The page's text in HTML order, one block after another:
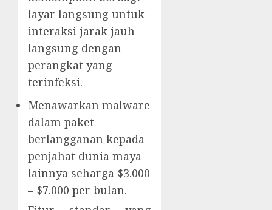
layar langsung untuk
interaksi jarak jauh
langsung dengan
perangkat yang
terinfeksi.
Menawarkan malware
dalam paket
berlangganan kepada
penjahat dunia maya
lainnya seharga $3.000
– $7.000 per bulan.